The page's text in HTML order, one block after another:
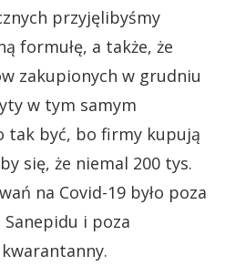
przyjęlibyśmy
formułę, a także, że
zakupionych w grudniu
w tym samym
tak być, bo firmy kupują
się, że niemal 200 tys.
na Covid-19 było poza
i poza